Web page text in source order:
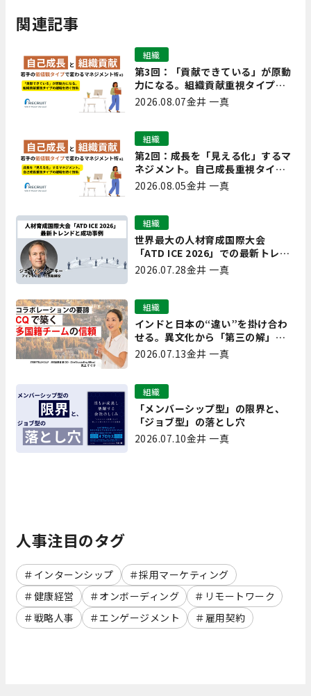
関連記事
第3回：「貢献できている」が原動
力になる。組織貢献重視タイプの
離職を防ぐ技術
組織
2026.08.07金井 一真
第2回：成長を「見える化」するマ
ネジメント。自己成長重視タイプ
の離職を防ぐ技術
組織
2026.08.05金井 一真
世界最大の人材育成国際大会
「ATD ICE 2026」での最新トレン
ドと成功事例｜「重要で実用的
な、日本にも合う」ホットトピッ
組織
2026.07.28金井 一真
インドと日本の“違い”を掛け合わ
せる。異文化から「第三の解」を
生み出す実践【現場を変えるCQ白
組織
2026.07.13金井 一真
「メンバーシップ型」の限界と、
「ジョブ型」の落とし穴
組織
2026.07.10金井 一真
人事注目のタグ
インターンシップ
採用マーケティング
健康経営
オンボーディング
リモートワーク
戦略人事
エンゲージメント 雇用契約